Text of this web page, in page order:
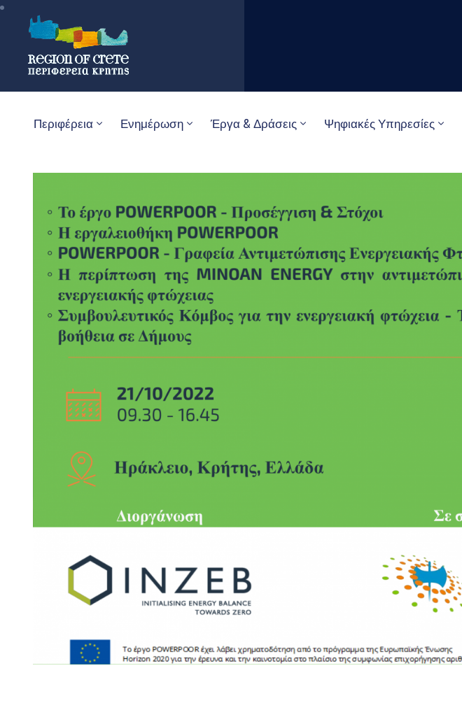
Περιφέρεια Ενημέρωση Έργα & Δράσεις Ψηφιακές Υπηρεσίες